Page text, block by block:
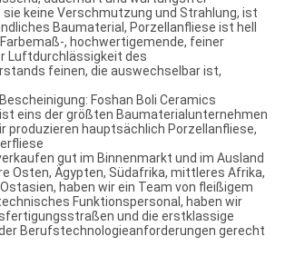
keine Verschmutzung und Strahlung, ist
Baumaterial, Porzellanfliese ist hell
, hochwertigemende, feiner
Luftdurchlässigkeit des
feinen, die auswechselbar ist,
Foshan Boli Ceramics
eins der größten Baumaterialunternehmen
produzieren hauptsächlich Porzellanfliese,
gut im Binnenmarkt und im Ausland
Osten, Ägypten, Südafrika, mittleres Afrika,
haben wir ein Team von fleißigem
Funktionspersonal, haben wir
und die erstklassige
Berufstechnologieanforderungen gerecht